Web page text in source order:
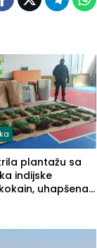
plantažu sa
indijske
uhapšena